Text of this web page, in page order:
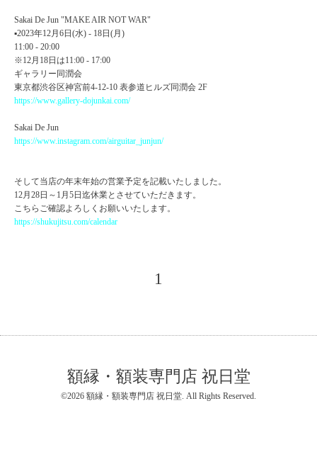
Sakai De Jun "MAKE AIR NOT WAR"
▪︎2023年12月6日(水) - 18日(月)
11:00 - 20:00
※12月18日は11:00 - 17:00
ギャラリー同潤会
東京都渋谷区神宮前4-12-10 表参道ヒルズ同潤会 2F
https://www.gallery-dojunkai.com/
Sakai De Jun
https://www.instagram.com/airguitar_junjun/
そして当店の年末年始の営業予定を記載いたしました。
12月28日～1月5日迄休業とさせていただきます。
こちらご確認よろしくお願いいたします。
https://shukujitsu.com/calendar
1
額縁・額装専門店 祝日堂
©2026 額縁・額装専門店 祝日堂. All Rights Reserved.